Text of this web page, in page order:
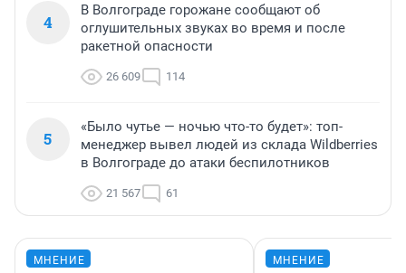
4
В Волгограде горожане сообщают об
оглушительных звуках во время и после
ракетной опасности
26 609 114
5
«Было чутье — ночью что-то будет»: топ-
менеджер вывел людей из склада Wildberries
в Волгограде до атаки беспилотников
21 567 61
МНЕНИЕ МНЕНИЕ